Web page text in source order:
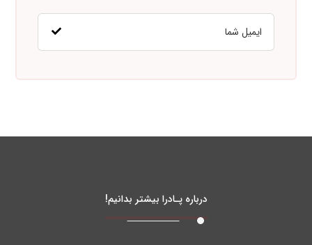
درباره پـادرا بیشتر بدانیم!